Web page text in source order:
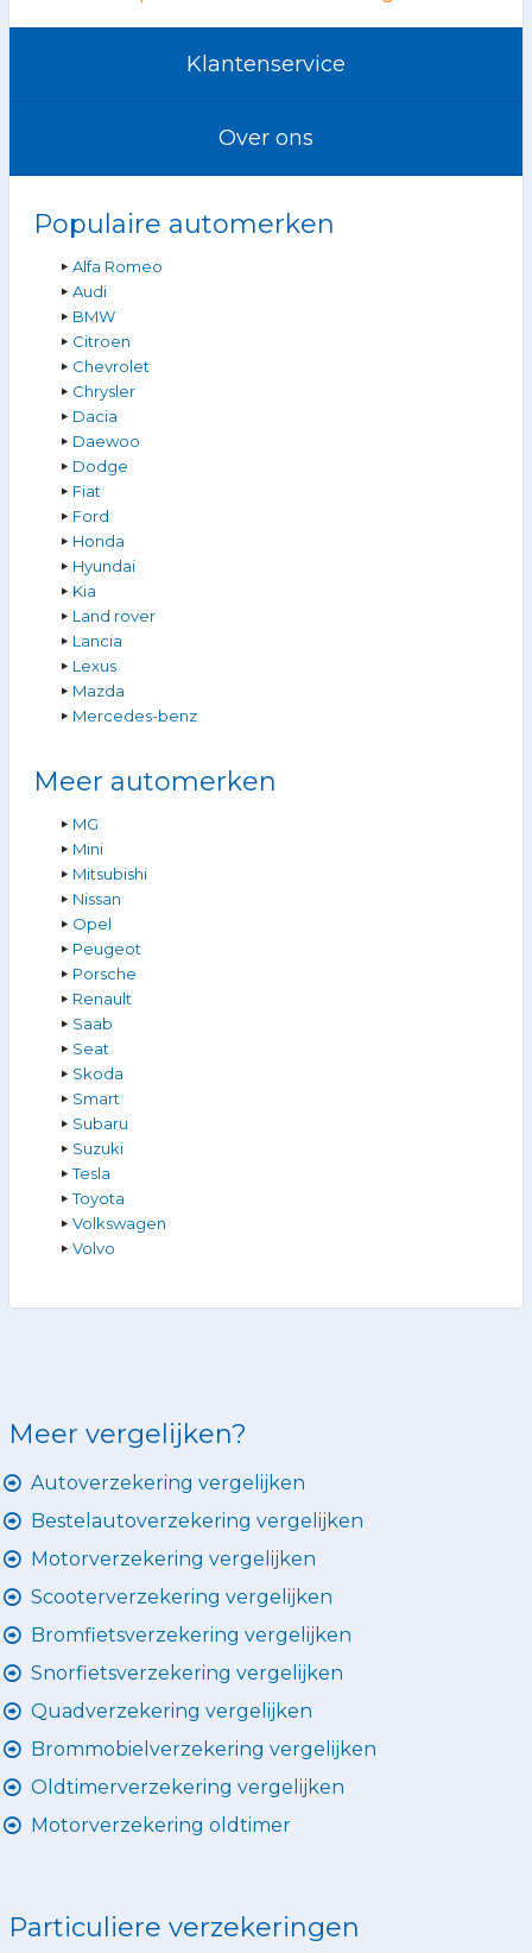
Klantenservice
Over ons
Populaire automerken
Alfa Romeo
Audi
BMW
Citroen
Chevrolet
Chrysler
Dacia
Daewoo
Dodge
Fiat
Ford
Honda
Hyundai
Kia
Land rover
Lancia
Lexus
Mazda
Mercedes-benz
Meer automerken
MG
Mini
Mitsubishi
Nissan
Opel
Peugeot
Porsche
Renault
Saab
Seat
Skoda
Smart
Subaru
Suzuki
Tesla
Toyota
Volkswagen
Volvo
Meer vergelijken?
Autoverzekering vergelijken
Bestelautoverzekering vergelijken
Motorverzekering vergelijken
Scooterverzekering vergelijken
Bromfietsverzekering vergelijken
Snorfietsverzekering vergelijken
Quadverzekering vergelijken
Brommobielverzekering vergelijken
Oldtimerverzekering vergelijken
Motorverzekering oldtimer
Particuliere verzekeringen